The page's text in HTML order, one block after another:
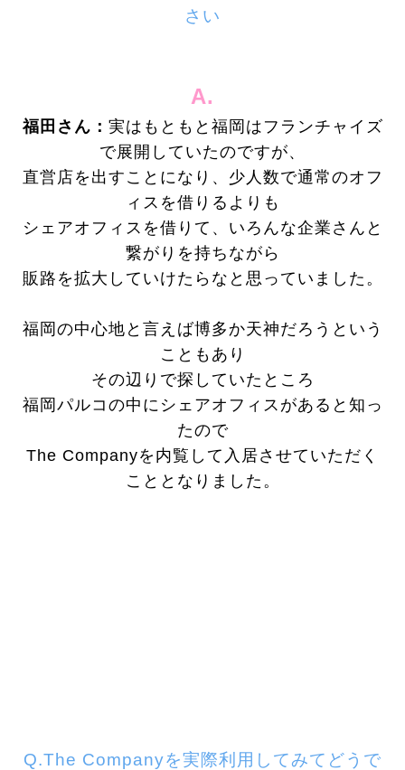
さい
A.
福田さん： 実はもともと福岡はフランチャイズ
で展開していたのですが、
直営店を出すことになり、 少人数で通常のオフ
ィスを借りるよりも
シェアオフィスを借りて、いろんな企業さんと
繋がりを持ちながら
販路を拡大していけたらなと思っていました。
福岡の中心地と言えば博多か天神だろうという
こともあり
その辺りで探していたところ
福岡パルコの中にシェアオフィスがあると知っ
たので
The Companyを内覧して入居させていただく
こととなりました。
Q.The Companyを実際利用してみてどうで